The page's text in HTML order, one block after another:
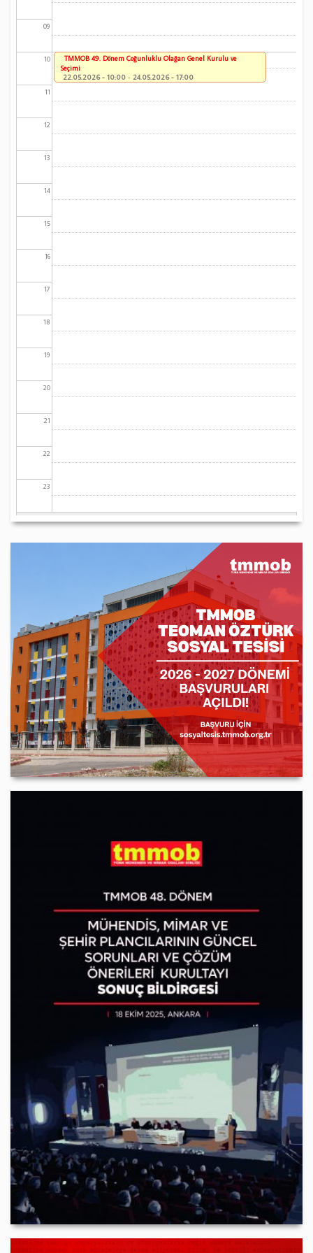
09
10
11
12
13
14
15
16
17
18
19
20
21
22
23
TMMOB 49. Dönem Çoğunluklu Olağan Genel Kurulu ve
Seçimi
22.05.2026 - 10:00 - 24.05.2026 - 17:00